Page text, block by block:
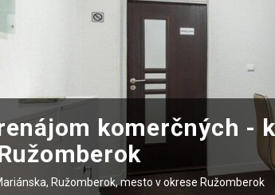
komerčných -
Ružomberok, mesto v okrese Ružomberok